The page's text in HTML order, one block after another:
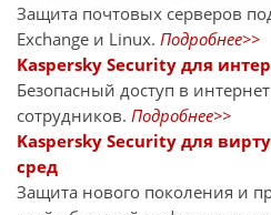
Защита почтовых серверов
Exchange и Linux. Подробнее>>
Kaspersky Security для
Безопасный доступ в
сотрудников. Подробнее>>
Kaspersky Security для
сред
Защита нового поколения и